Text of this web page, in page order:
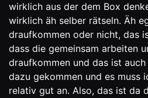
wirklich aus der dem Box
wirklich äh selber rätseln. Äh
draufkommen oder nicht, das
dass die gemeinsam arbeiten
draufkommen und das ist auch
dazu gekommen und es muss
relativ gut an. Also, das ist da